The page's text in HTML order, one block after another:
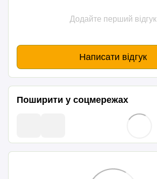
Додайте перший відгук
Написати відгук
Поширити у соцмережах